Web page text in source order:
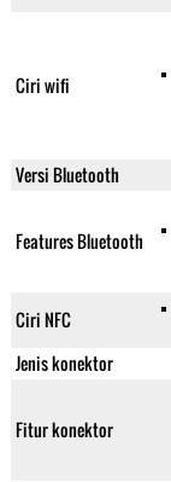
Ciri wifi
Versi Bluetooth
Features Bluetooth
Ciri NFC
Jenis konektor
Fitur konektor